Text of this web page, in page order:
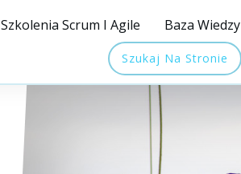
Szkolenia Scrum I Agile Baza Wiedzy
Szukaj Na Stronie